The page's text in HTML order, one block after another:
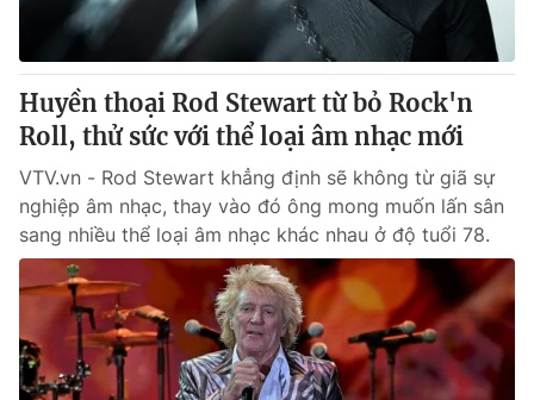
Huyền thoại Rod Stewart từ bỏ Rock'n
Roll, thử sức với thể loại âm nhạc mới
VTV.vn - Rod Stewart khẳng định sẽ không từ giã sự
nghiệp âm nhạc, thay vào đó ông mong muốn lấn sân
sang nhiều thể loại âm nhạc khác nhau ở độ tuổi 78.